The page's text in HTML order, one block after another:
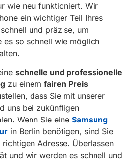
wie neu funktioniert. Wir
ein wichtiger Teil Ihres
und präzise, um
es so schnell wie möglich
schnelle und professionelle
zu einem fairen Preis
dass Sie mit unserer
uns bei zukünftigen
Wenn Sie eine Samsung
in Berlin benötigen, sind Sie
Adresse. Überlassen
und wir werden es schnell und